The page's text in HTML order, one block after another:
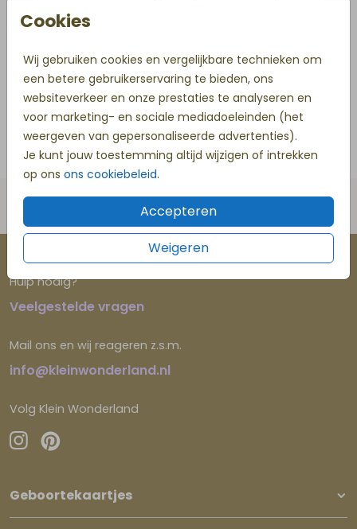
Cookies
Wij gebruiken cookies en vergelijkbare technieken om
een betere gebruikerservaring te bieden, ons
websiteverkeer en onze prestaties te analyseren en
voor marketing- en sociale mediadoeleinden (het
weergeven van gepersonaliseerde advertenties).
Je kunt jouw toestemming altijd wijzigen of intrekken
op ons ons cookiebeleid.
Accepteren
Weigeren
Vóór 18 uur besteld is direct in productie
OMSCHRIJVING
blauwgrijs 22 x 11
Prijs:€ 0,45 per 1
Eenvoudig personaliseren
Hulp nodig?
Veelgestelde vragen
Mail ons en wij reageren z.s.m.
info@kleinwonderland.nl
Volg Klein Wonderland
Geboortekaartjes